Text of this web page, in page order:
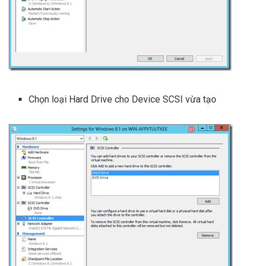
Chọn loại Hard Drive cho Device SCSI vừa tạo